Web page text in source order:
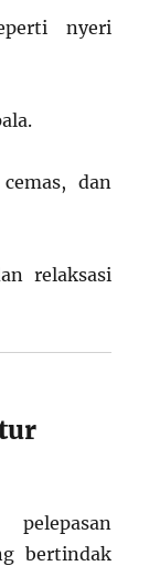
nyeri
dan
relaksasi
bertindak